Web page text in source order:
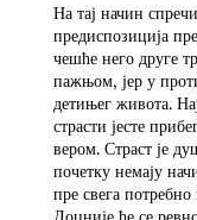
На тај начин
предиспозиција
чешће него друге
пажњом, јер у
детињег живота.
страсти јесте
вером. Страст је
почетку немају
пре свега